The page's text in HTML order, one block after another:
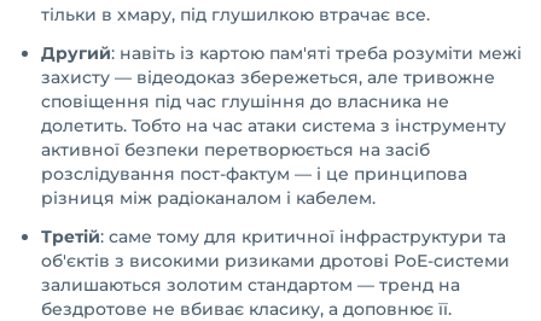
тільки в хмару, під глушилкою втрачає все.
Другий: навіть із картою пам'яті треба розуміти межі
захисту — відеодоказ збережеться, але тривожне
сповіщення під час глушіння до власника не
долетить. Тобто на час атаки система з інструменту
активної безпеки перетворюється на засіб
розслідування пост-фактум — і це принципова
різниця між радіоканалом і кабелем.
Третій: саме тому для критичної інфраструктури та
об'єктів з високими ризиками дротові PoE-системи
залишаються золотим стандартом — тренд на
бездротове не вбиває класику, а доповнює її.